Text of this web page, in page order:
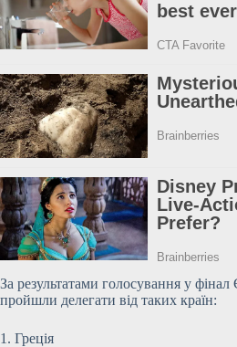
За результатами голосування у
пройшли делегати від таких країн:
1. Греція